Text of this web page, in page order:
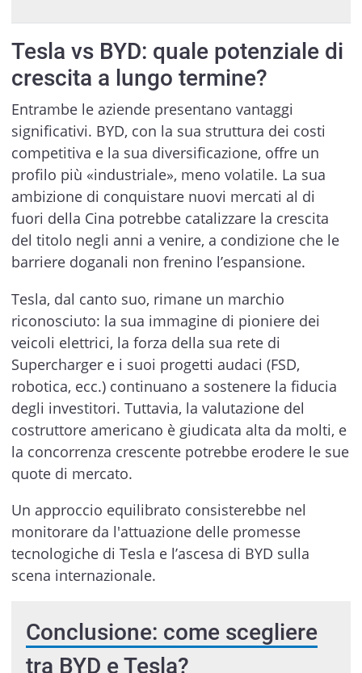
Tesla vs BYD: quale potenziale di
crescita a lungo termine?
Entrambe le aziende presentano vantaggi
significativi. BYD, con la sua struttura dei costi
competitiva e la sua diversificazione, offre un
profilo più «industriale», meno volatile. La sua
ambizione di conquistare nuovi mercati al di
fuori della Cina potrebbe catalizzare la crescita
del titolo negli anni a venire, a condizione che le
barriere doganali non frenino l’espansione.
Tesla, dal canto suo, rimane un marchio
riconosciuto: la sua immagine di pioniere dei
veicoli elettrici, la forza della sua rete di
Supercharger e i suoi progetti audaci (FSD,
robotica, ecc.) continuano a sostenere la fiducia
degli investitori. Tuttavia, la valutazione del
costruttore americano è giudicata alta da molti, e
la concorrenza crescente potrebbe erodere le sue
quote di mercato.
Un approccio equilibrato consisterebbe nel
monitorare da l'attuazione delle promesse
tecnologiche di Tesla e l’ascesa di BYD sulla
scena internazionale.
Conclusione: come scegliere
tra BYD e Tesla?